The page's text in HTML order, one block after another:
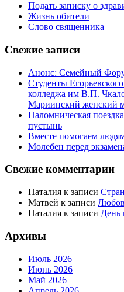
Подать записку о
Жизнь обители
Слово священника
Свежие записи
Анонс: Семейный
Студенты
колледжа им В.П.
Мариинский женский
Паломническая
пустынь
Вместе помогаем
Молебен перед
Свежие комментарии
Наталия к записи
Матвей к записи
Наталия к записи День
Архивы
Июль 2026
Июнь 2026
Май 2026